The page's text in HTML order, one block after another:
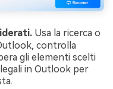
Usa la ricerca o
controlla
gli elementi scelti
in Outlook per